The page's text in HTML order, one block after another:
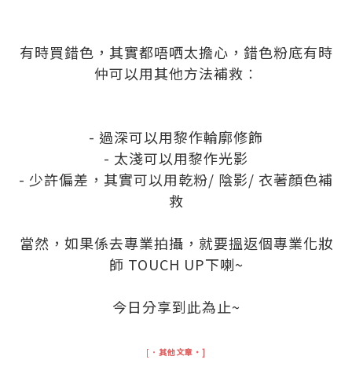
有時買錯色，其實都唔哂太擔心，錯色粉底有時
仲可以用其他方法補救︰
- 過深可以用黎作輪廓修飾
- 太淺可以用黎作光影
- 少許偏差，其實可以用乾粉/ 陰影/ 衣著顏色補
救
當然，如果係去專業拍攝，就要搵返個專業化妝
師 TOUCH UP下喇~
今日分享到此為止~
[‧ 其他文章‧]